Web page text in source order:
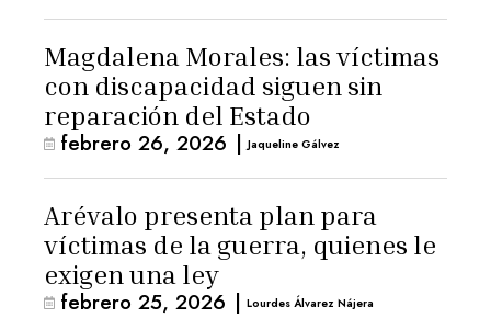
Magdalena Morales: las víctimas
con discapacidad siguen sin
reparación del Estado
febrero 26, 2026 | Jaqueline Gálvez
Arévalo presenta plan para
víctimas de la guerra, quienes le
exigen una ley
febrero 25, 2026 | Lourdes Álvarez Nájera